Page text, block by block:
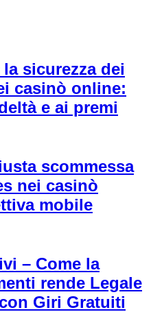
sicurezza dei
casinò online:
e ai premi
scommessa
nei casinò
mobile
– Come la
rende Legale
Giri Gratuiti